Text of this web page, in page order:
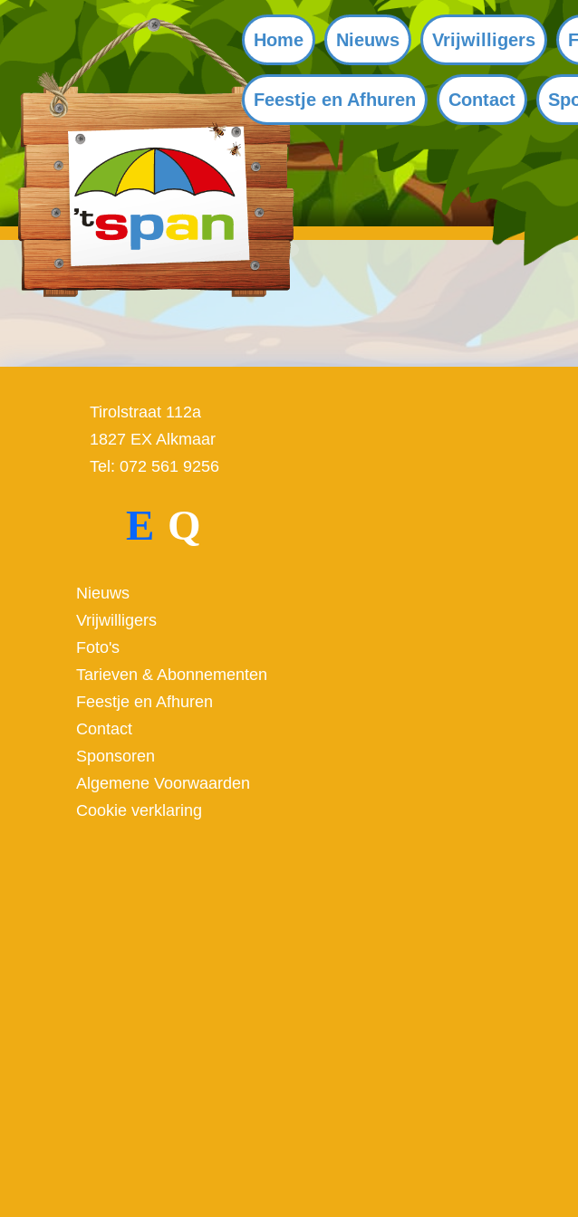
Home Nieuws Vrijwilligers
Feestje en Afhuren Contact
Tirolstraat 112a
1827 EX Alkmaar
Tel: 072 561 9256
E Q
Nieuws
Vrijwilligers
Foto's
Tarieven & Abonnementen
Feestje en Afhuren
Contact
Sponsoren
Algemene Voorwaarden
Cookie verklaring